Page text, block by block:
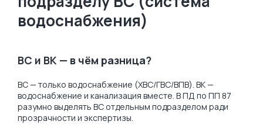
водоснабжения)
ВС и ВК — в чём разница?
ВС — только водоснабжение (ХВС/ГВС/ВПВ). ВК —
водоснабжение и канализация вместе. В ПД по ПП 87
разумно выделять ВС отдельным подразделом ради
прозрачности и экспертизы.